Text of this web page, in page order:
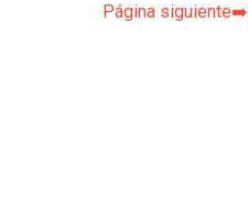
Página siguiente➡️